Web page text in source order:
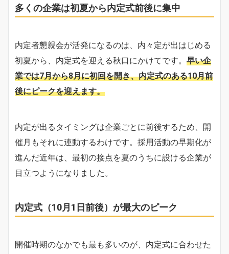
多くの企業は初夏から内定式前後に集中
内定者懇親会が活発になるのは、内々定が出はじめる
初夏から、内定式を迎える秋口にかけてです。 早い企
業では7月から8月に初回を開き、内定式のある10月前
後にピークを迎えます。
内定が出るタイミングは企業ごとに前後するため、開
催月もそれに連動するわけです。採用活動の早期化が
進んだ近年は、最初の接点を夏のうちに設ける企業が
目立つようになりました。
内定式（10月1日前後）が最大のピーク
開催時期のなかでも最も多いのが、内定式に合わせた